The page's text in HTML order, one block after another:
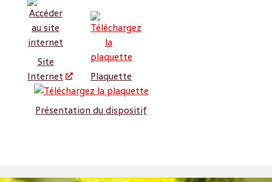
Site
Internet
Plaquette
Présentation du dispositif